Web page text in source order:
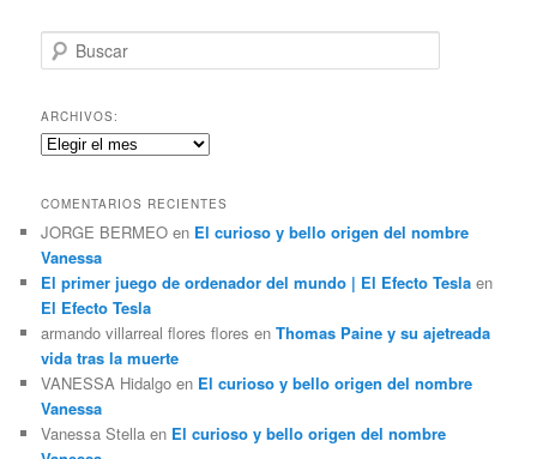
u
c
a
r
ARCHIVOS:
Archivos:
COMENTARIOS RECIENTES
JORGE BERMEO en El curioso y bello origen del nombre
Vanessa
El primer juego de ordenador del mundo | El Efecto Tesla en
El Efecto Tesla
armando villarreal flores flores enThomas Paine y su ajetreada
vida tras la muerte
VANESSA Hidalgo en El curioso y bello origen del nombre
Vanessa
Vanessa Stella en El curioso y bello origen del nombre